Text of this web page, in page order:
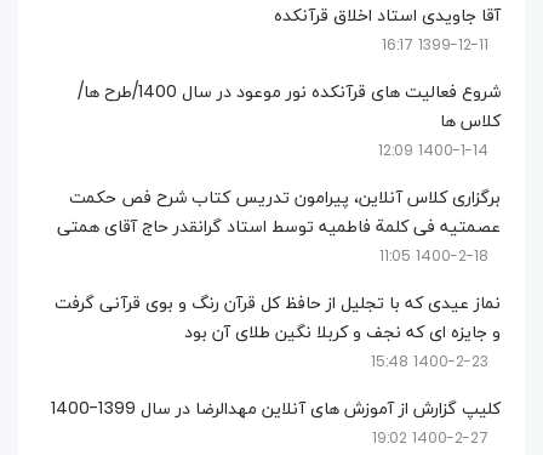
آقا جاویدی استاد اخلاق قرآنکده
1399-12-11 16:17
شروع فعالیت های قرآنکده نور موعود در سال 1400/طرح ها/
کلاس ها
1400-1-14 12:09
برگزاری کلاس آنلاین، پیرامون تدریس کتاب شرح فص حکمت
عصمتیه فی کلمة فاطمیه توسط استاد گرانقدر حاج آقای همتی
1400-2-18 11:05
نماز عیدی که با تجلیل از حافظ کل قرآن رنگ و بوی قرآنی گرفت
و جایزه ای که نجف و کربلا نگین طلای آن بود
1400-2-23 15:48
کلیپ گزارش از آموزش های آنلاین مهدالرضا در سال 1399-1400
1400-2-27 19:02